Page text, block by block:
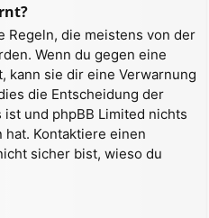
Regeln, die meistens von der
Wenn du gegen eine
kann sie dir eine Verwarnung
die Entscheidung der
und phpBB Limited nichts
Kontaktiere einen
sicher bist, wieso du